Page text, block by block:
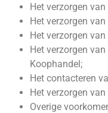
Het verzorgen
Het verzorgen
Het verzorgen
Het verzorgen
Koophandel;
Het contacteren
Het verzorgen
Overige